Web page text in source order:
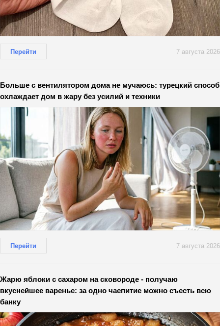
Перейти 7 августа 2026
Больше с вентилятором дома не мучаюсь: турецкий способ
охлаждает дом в жару без усилий и техники
Перейти 7 августа 2026
Жарю яблоки с сахаром на сковороде - получаю
вкуснейшее варенье: за одно чаепитие можно съесть всю
банку